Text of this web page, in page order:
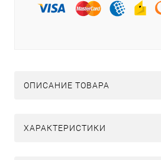
ОПИСАНИЕ ТОВАРА
ХАРАКТЕРИСТИКИ